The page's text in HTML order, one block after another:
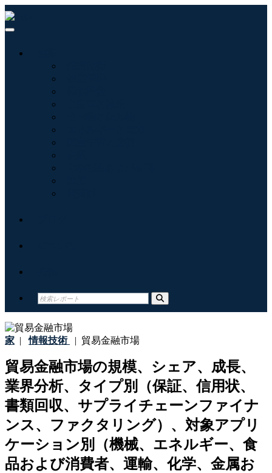
家 | 情報技術 | 貿易金融市場
貿易金融市場の規模、シェア、成長、
業界分析、タイプ別（保証、信用状、
書類回収、サプライチェーンファイナ
ンス、ファクタリング）、対象アプリ
ケーション別（機械、エネルギー、食
品および消費者、運輸、化学、金属お